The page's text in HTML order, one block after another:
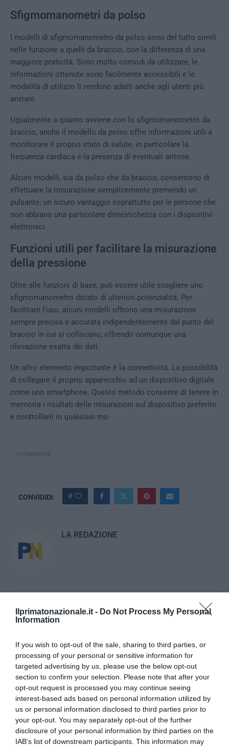
Ilprimatonazionale.it - Do Not Process My Personal
Information
If you wish to opt-out of the sale, sharing to third parties, or
processing of your personal or sensitive information for
targeted advertising by us, please use the below opt-out
section to confirm your selection. Please note that after your
opt-out request is processed you may continue seeing
interest-based ads based on personal information utilized by
us or personal information disclosed to third parties prior to
your opt-out. You may separately opt-out of the further
disclosure of your personal information by third parties on the
IAB’s list of downstream participants. This information may
Sfigmomanometri da polso
I modelli di sfigmomanometro da polso sono del tutto simili
nelle funzione a quelli da braccio, con la differenza di una
maggiore praticità. Sono molto comodi da utilizzare, le
informazioni ottenute sono facilmente accessibili e le
modalità di utilizzo li rendono adatti anche agli utenti più
anziani.
Ugualmente a quanto avviene con lo sfigmomanometro da
braccio, anche il modello da polso offre informazioni utili a
monitorare il proprio stato di salute, in particolare la
frequenza cardiaca e la presenza di eventuali aritmie.
Alcuni modelli, sia da polso che da braccio, consentono di
effettuare la misurazione semplicemente premendo un
pulsante: un sicuro vantaggio soprattutto per le persone che
non abbiano una particolare dimestichezza con i dispositivi
elettronici.
Funzioni utili per facilitare la misurazione
della pressione
Oltre alle funzioni di base, può essere utile scegliere uno
sfigmomanometro dotato di ulteriori potenzialità. Per
facilitare l’uso, alcuni modelli offrono una misurazione
sempre precisa e accurata indipendentemente dal punto del
braccio in cui si collocano, offrendo comunque una
rilevazione esatta dei dati.
Un altro elemento importante è la connettività. La possibilità
di collegare il proprio apparecchio ad un dispositivo digitale
come uno smartphone. Questo metodo consente di tenere in
memoria i risultati delle misurazioni sul dispositivo preferito
e controllarli in qualsiasi mo
ECOMMERCE
CONVIDIDI 0
LA REDAZIONE
“Chi ha radici non teme il vento”: Gustave Thibon, il filosofo
next post
Turismo esperienziale: alla ricerca del viaggio “autentico”
YOU MAY ALSO LIKE